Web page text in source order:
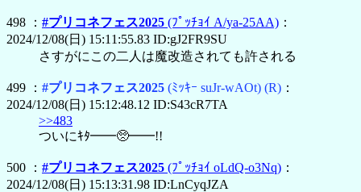
498 ： #プリコネフェス2025 (ﾌﾟｯﾁｮｲ A/ya-25AA) ：
2024/12/08(日) 15:11:55.83 ID:gJ2FR9SU
さすがにこの二人は魔改造されても許される
499 ： #プリコネフェス2025 (ﾐｯｷｰ suJr-wAOt) (R) ：
2024/12/08(日) 15:12:48.12 ID:S43cR7TA
>>483
ついにｷﾀ━━🥺━━!!
500 ： #プリコネフェス2025 (ﾌﾟｯﾁｮｲ oLdQ-o3Nq) ：
2024/12/08(日) 15:13:31.98 ID:LnCyqJZA